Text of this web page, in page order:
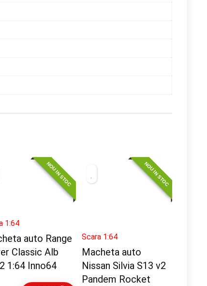
NOU IN STOC
1:64
auto Range
Classic Alb
1:64 Inno64
NOU IN STOC
Scara 1:64
Macheta auto
Nissan Silvia S13 v2
Pandem Rocket